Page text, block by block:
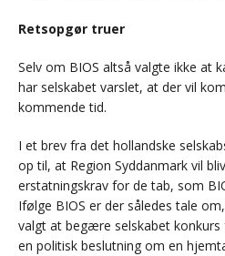
Retsopgør truer
Selv om BIOS altså valgte ikke at
har selskabet varslet, at der vil
kommende tid.
I et brev fra det hollandske
op til, at Region Syddanmark vil
erstatningskrav for de tab, som
Ifølge BIOS er der således tale
valgt at begære selskabet
en politisk beslutning om en